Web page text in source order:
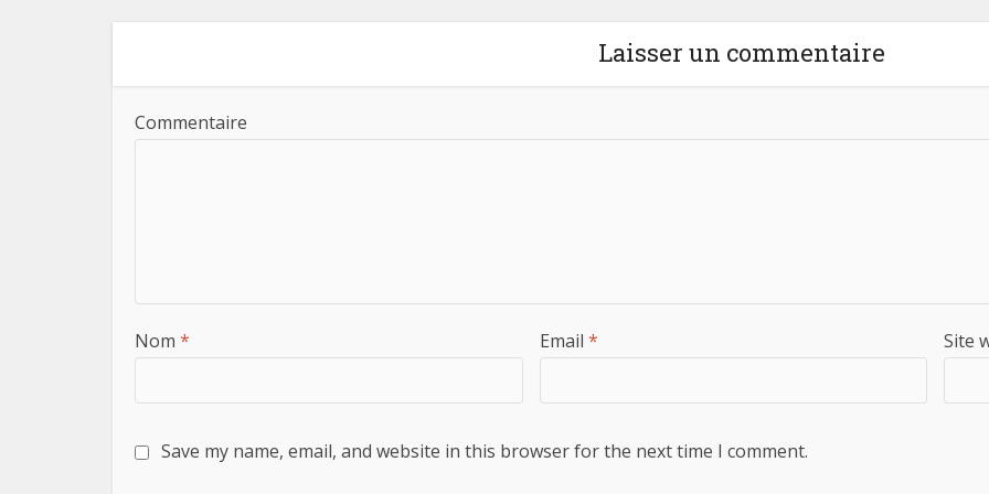
Laisser un commentaire
Commentaire
Nom * Email * Site
Save my name, email, and website in this browser for the next time I comment.